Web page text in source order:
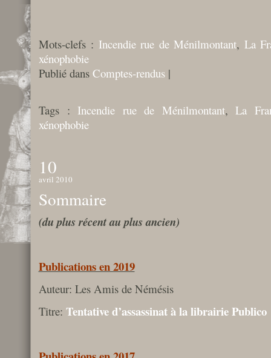
Mots-clefs : Incendie rue de Ménilmontant, La
xénophobie
Publié dans Comptes-rendus|
Tags : Incendie rue de Ménilmontant,La
xénophobie
10
avril 2010
Sommaire
(du plus récent au plus ancien)
Publications en 2019
Auteur: Les Amis de Némésis
Titre: Tentative d’assassinat à la librairie Publico